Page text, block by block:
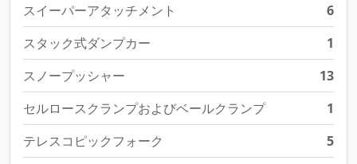
スイーパーアタッチメント
6
スタック式ダンプカー
1
スノープッシャー
13
セルロースクランプおよびベールクランプ
1
テレスコピックフォーク
5